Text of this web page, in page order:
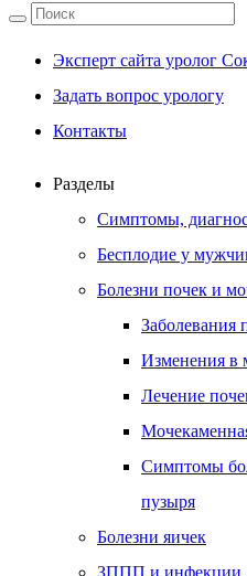
Эксперт сайта уролог
Задать вопрос урологу
Контакты
Разделы
Симптомы,
Бесплодие у
Болезни почек и
Заболевания
Изменения в
Лечение
Симптомы
пузыря
Болезни яичек
ЗППП и инфекции